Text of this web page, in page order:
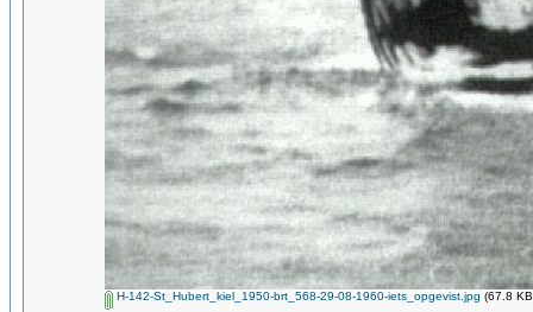
H-142-St_Hubert_kiel_1950-brt_568-29-08-1960-iets_opgevist.jpg (67.8